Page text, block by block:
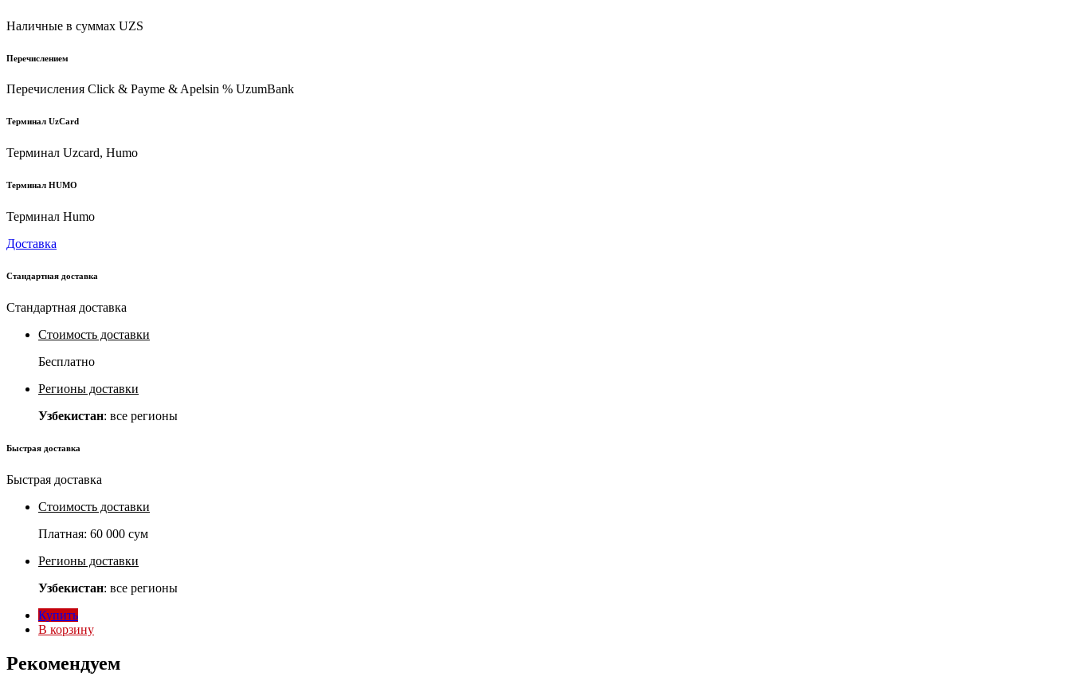
Наличные в суммах UZS
Перечислением
Перечисления Click & Payme & Apelsin % UzumBank
Терминал UzCard
Терминал Uzcard, Humo
Терминал HUMO
Терминал Humo
Доставка
Стандартная доставка
Стандартная доставка
Стоимость доставки
Бесплатно
Регионы доставки
Узбекистан: все регионы
Быстрая доставка
Быстрая доставка
Стоимость доставки
Платная: 60 000 сум
Регионы доставки
Узбекистан: все регионы
Купить
В корзину
Рекомендуем